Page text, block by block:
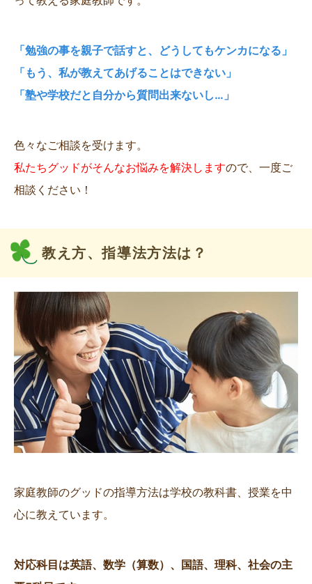
「勉強の事を親子で話すと、どうしてもケンカになる」
「もう、私が教えてあげることはできない」
「塾や学校だと自分から質問出来ないし…」
色々なご相談を受けます。
私たちグッドがそんなお悩みを解決しますので、一度ご
相談ください！
教え方、指導法方法は？
家庭教師のグッドの指導方法は学校の教科書、授業を中
心に教えています。
対応科目は英語、数学（算数）、国語、理科、社会の主